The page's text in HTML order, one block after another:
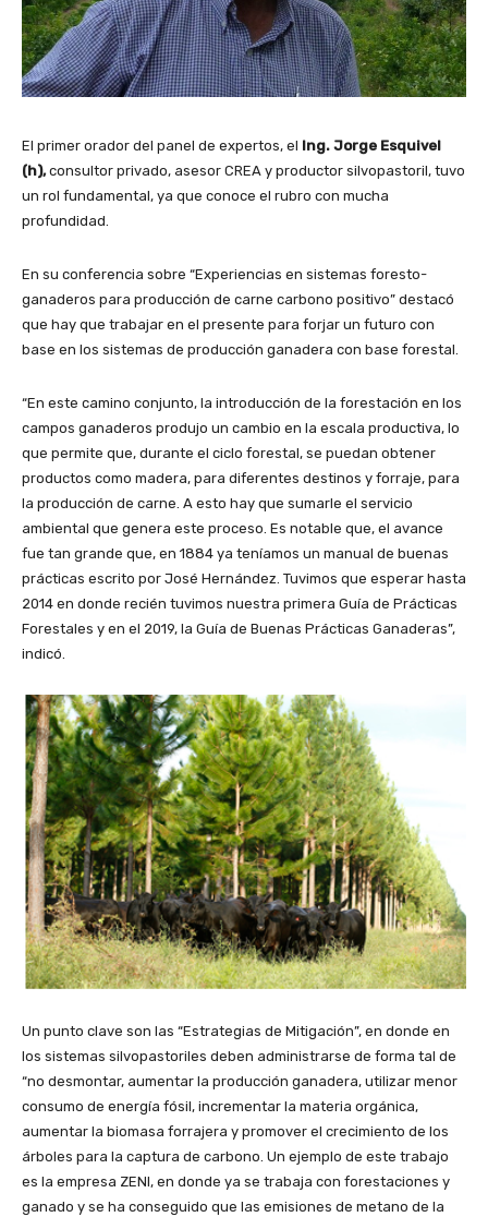
El primer orador del panel de expertos, el Ing. Jorge Esquivel
(h),consultor privado, asesor CREA y productor silvopastoril, tuvo
un rol fundamental, ya que conoce el rubro con mucha
profundidad.
En su conferencia sobre “Experiencias en sistemas foresto-
ganaderos para producción de carne carbono positivo” destacó
que hay que trabajar en el presente para forjar un futuro con
base en los sistemas de producción ganadera con base forestal.
“En este camino conjunto, la introducción de la forestación en los
campos ganaderos produjo un cambio en la escala productiva, lo
que permite que, durante el ciclo forestal, se puedan obtener
productos como madera, para diferentes destinos y forraje, para
la producción de carne. A esto hay que sumarle el servicio
ambiental que genera este proceso. Es notable que, el avance
fue tan grande que, en 1884 ya teníamos un manual de buenas
prácticas escrito por José Hernández. Tuvimos que esperar hasta
2014 en donde recién tuvimos nuestra primera Guía de Prácticas
Forestales y en el 2019, la Guía de Buenas Prácticas Ganaderas”,
indicó.
Un punto clave son las “Estrategias de Mitigación”, en donde en
los sistemas silvopastoriles deben administrarse de forma tal de
“no desmontar, aumentar la producción ganadera, utilizar menor
consumo de energía fósil, incrementar la materia orgánica,
aumentar la biomasa forrajera y promover el crecimiento de los
árboles para la captura de carbono. Un ejemplo de este trabajo
es la empresa ZENI, en donde ya se trabaja con forestaciones y
ganado y se ha conseguido que las emisiones de metano de la